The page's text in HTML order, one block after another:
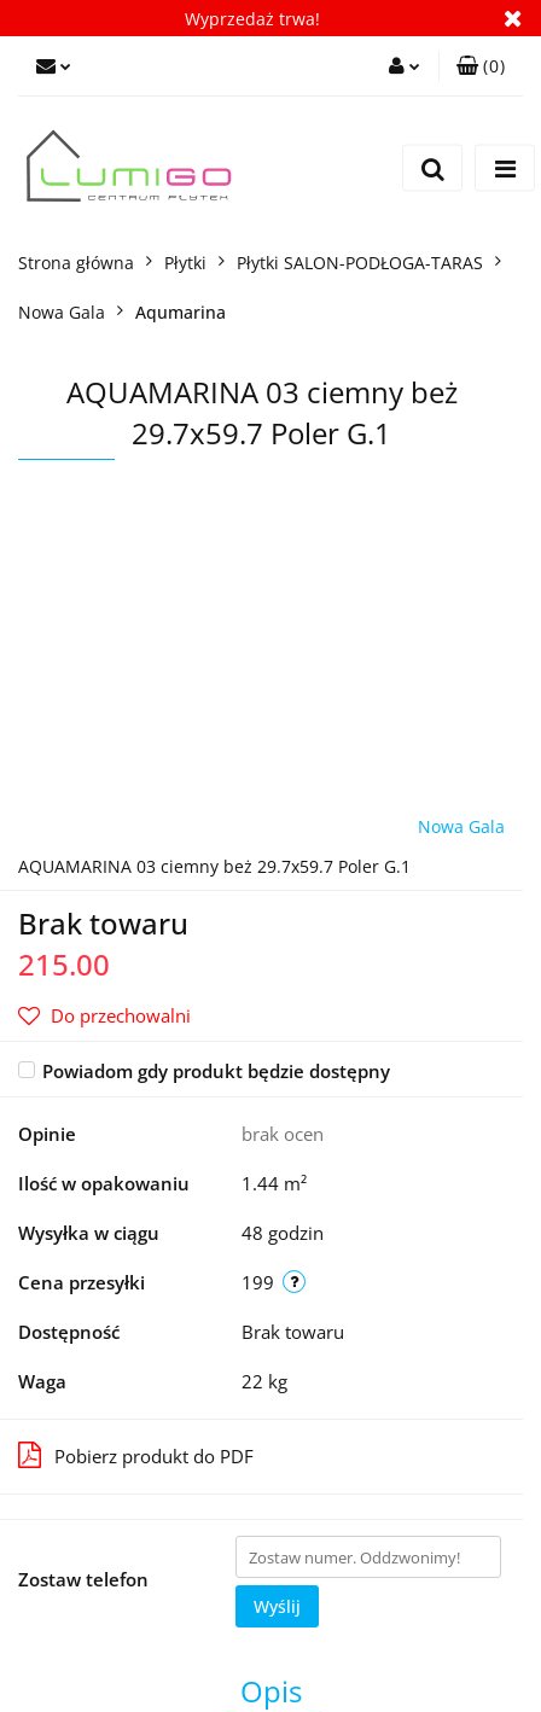
Wyprzedaż trwa!
(0)
Strona główna Płytki Płytki SALON-PODŁOGA-TARAS
Nowa Gala Aqumarina
AQUAMARINA 03 ciemny beż
29.7x59.7 Poler G.1
Nowa Gala
AQUAMARINA 03 ciemny beż 29.7x59.7 Poler G.1
Brak towaru
215.00
Do przechowalni
Powiadom gdy produkt będzie dostępny
Opinie brak ocen
Ilość w opakowaniu 1.44 m²
Wysyłka w ciągu 48 godzin
Cena przesyłki 199
Dostępność Brak towaru
Waga 22 kg
Pobierz produkt do PDF
Zostaw telefon
Wyślij
Opis